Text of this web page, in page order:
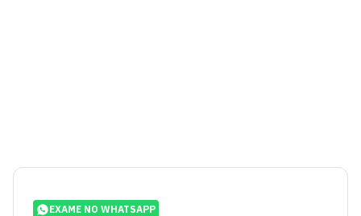
EXAME NO WHATSAPP